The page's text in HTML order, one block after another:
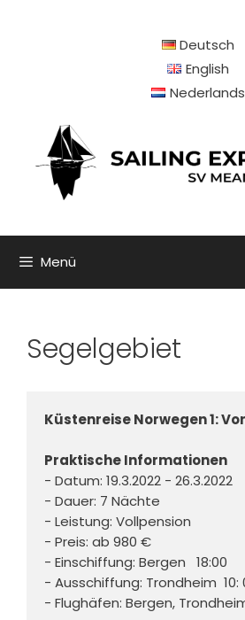
Deutsch
English
Nederlands
Menü
Segelgebiet
Küstenreise Norwegen 1:
Praktische Informationen
- Datum: 19.3.2022 - 26.3.2022
- Dauer: 7 Nächte
- Leistung: Vollpension
- Preis: ab 980 €
- Einschiffung: Bergen   18:00
- Ausschiffung: Trondheim  10:
- Flughäfen: Bergen,